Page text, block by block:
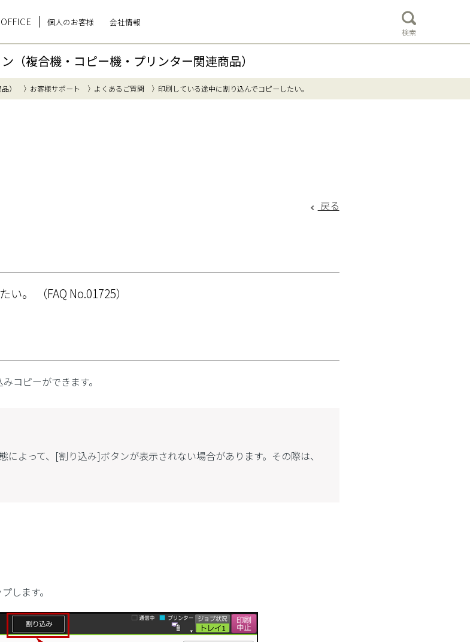
個人のお客様 会社情報
検索
（複合機・コピー機・プリンター関連商品）
） お客様サポート よくあるご質問 印刷している途中に割り込んでコピーしたい。
戻る
い。 （FAQ No.01725）
コピーができます。
によって、[割り込み]ボタンが表示されない場合があります。その際は、
します。